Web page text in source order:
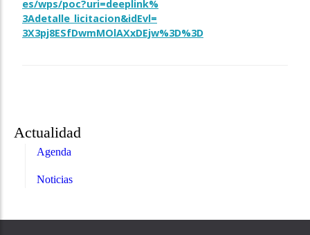
Actualidad
Agenda
Noticias
es/wps/poc?uri=deeplink%
3Adetalle_licitacion&idEvl=
3X3pj8ESfDwmMOlAXxDEjw%3D%3D